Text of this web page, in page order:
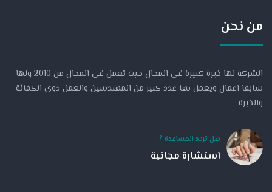
من نحن
الشركة لها خبرة كبيرة فى المجال حيث تعمل فى المجال من 2010 ولها
سابقا اعمال ويعمل بها عدد كبير من المهندسين والعمل ذوى الكفائة
والخبرة
هل تريد المساعدة ؟
استشارة مجانية